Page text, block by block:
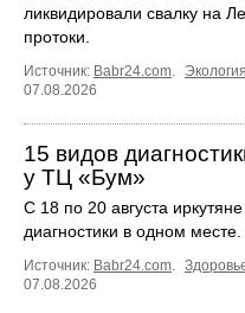
ликвидировали свалку на
протоки.
Источник: Babr24.com. Экология
07.08.2026
15 видов
у ТЦ «Бум»
С 18 по 20 августа
диагностики в одном месте.
Источник: Babr24.com.
07.08.2026